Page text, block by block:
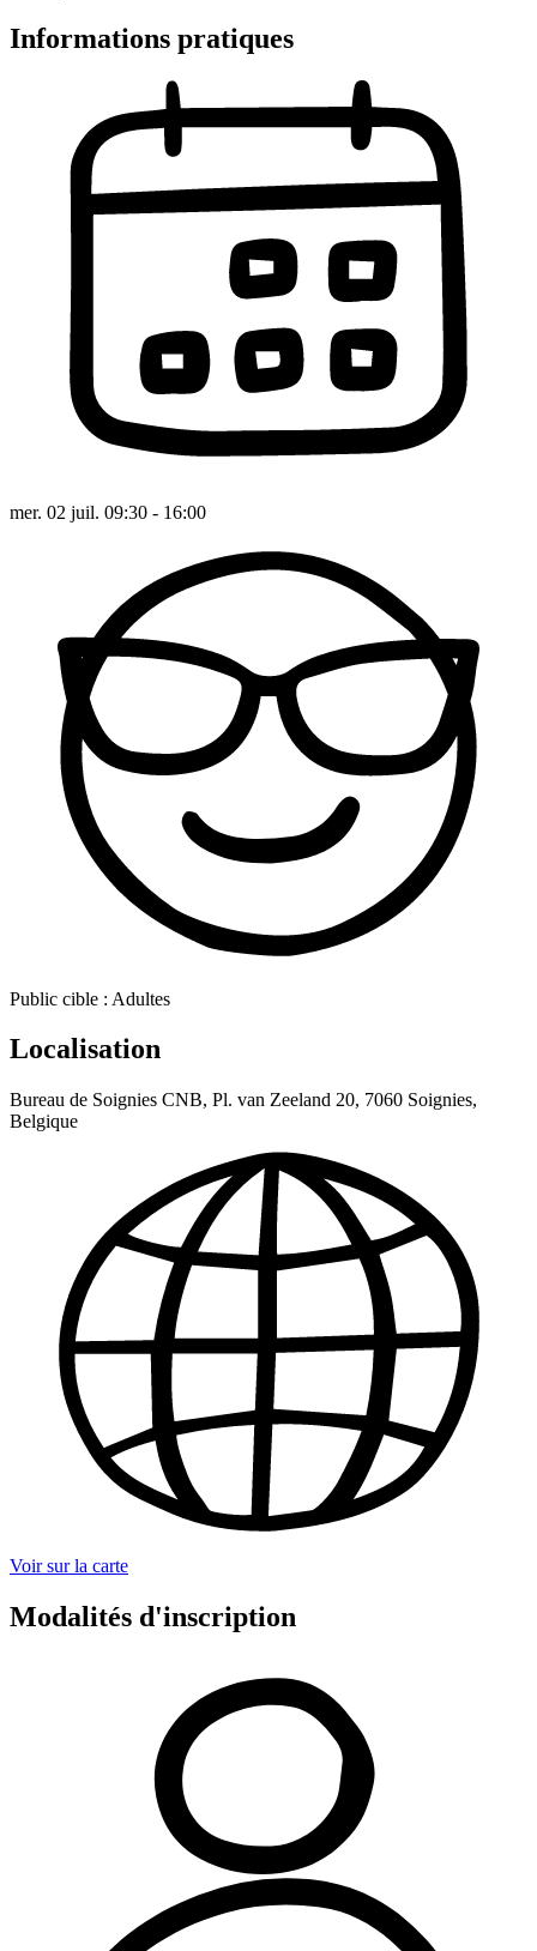
Informations pratiques
mer. 02 juil. 09:30 - 16:00
Public cible : Adultes
Localisation
Bureau de Soignies CNB, Pl. van Zeeland 20, 7060 Soignies,
Belgique
Voir sur la carte
Modalités d'inscription